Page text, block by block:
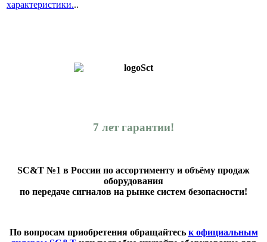
характеристики...
7 лет гарантии!
SC&T №1 в России по ассортименту и объёму продаж
оборудования
по передаче сигналов на рынке систем безопасности!
По вопросам приобретения обращайтесь к официальным